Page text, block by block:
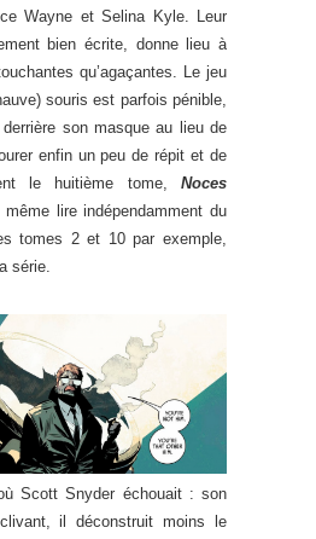
Wayne et Selina Kyle. Leur
bien écrite, donne lieu à
qu’agaçantes. Le jeu
souris est parfois pénible,
son masque au lieu de
enfin un peu de répit et de
le huitième tome, Noces
même lire indépendamment du
tomes 2 et 10 par exemple,
série.
Scott Snyder échouait : son
il déconstruit moins le